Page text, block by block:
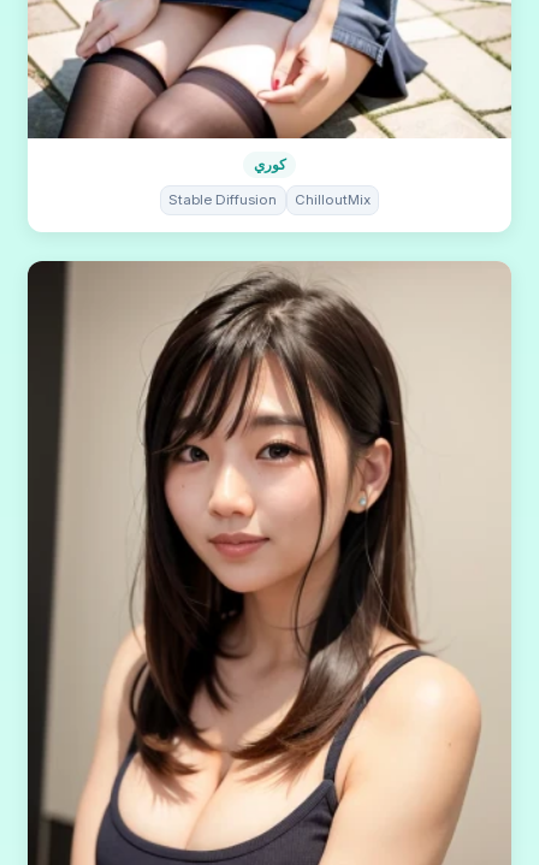
كوري
Stable Diffusion ChilloutMix